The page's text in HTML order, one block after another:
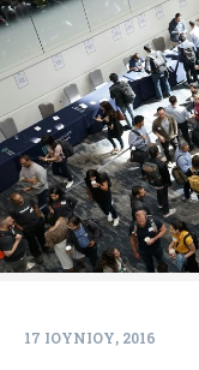
17 ΙΟΥΝΊΟΥ, 2016